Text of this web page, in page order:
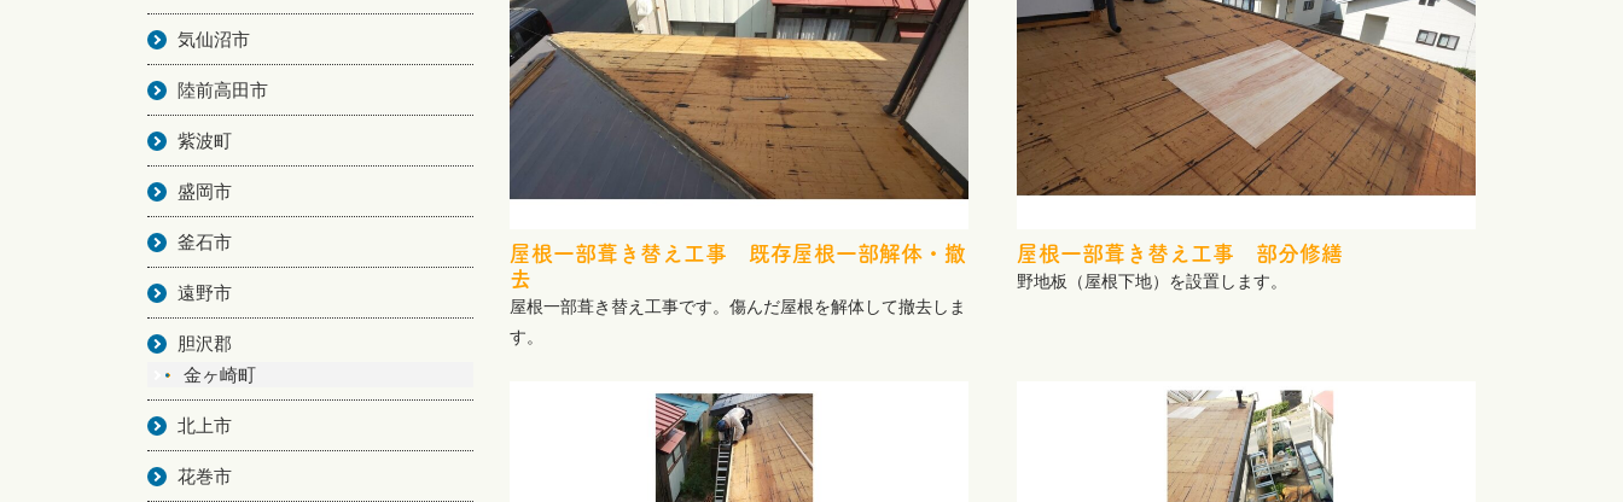
屋根一部葺き替え工事 既存屋根一部解体・撤
去
屋根一部葺き替え工事です。傷んだ屋根を解体して撤去しま
す。
屋根一部葺き替え工事 部分修繕
野地板（屋根下地）を設置します。
気仙沼市
陸前高田市
紫波町
盛岡市
釜石市
遠野市
胆沢郡
金ヶ崎町
北上市
花巻市